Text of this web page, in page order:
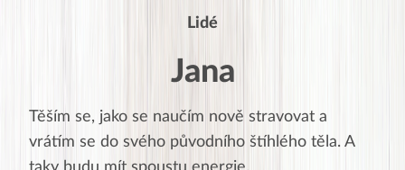
Lidé
Jana
Těším se, jako se naučím nově stravovat a
vrátím se do svého původního štíhlého těla. A